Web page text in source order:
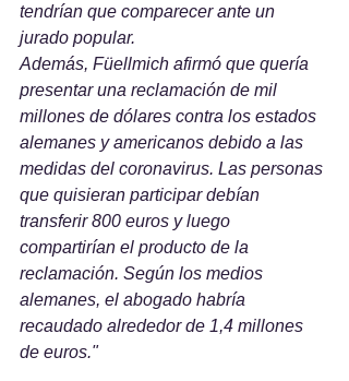
tendrían que comparecer ante un
jurado popular.
Además, Füellmich afirmó que quería
presentar una reclamación de mil
millones de dólares contra los estados
alemanes y americanos debido a las
medidas del coronavirus. Las personas
que quisieran participar debían
transferir 800 euros y luego
compartirían el producto de la
reclamación. Según los medios
alemanes, el abogado habría
recaudado alrededor de 1,4 millones
de euros."